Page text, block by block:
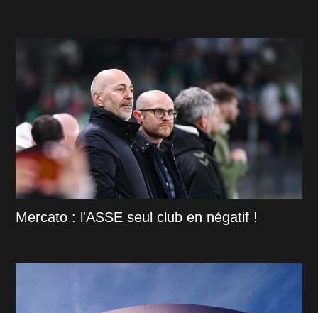
Mercato : l'ASSE seul club en négatif !